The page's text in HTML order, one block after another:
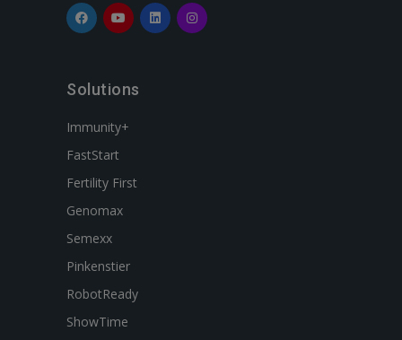
Solutions
Immunity+
FastStart
Fertility First
Genomax
Semexx
Pinkenstier
RobotReady
ShowTime